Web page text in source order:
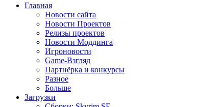
Главная
Новости сайта
Новости Проектов
Релизы проектов
Новости Моддинга
Игроновости
Game-Взгляд
Партнёрка и конкурсы
Разное
Больше
Загрузки